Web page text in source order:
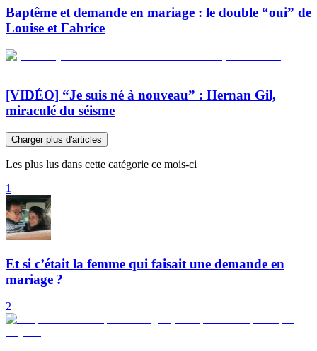
Baptême et demande en mariage : le double “oui” de
Louise et Fabrice
[VIDÉO] “Je suis né à nouveau” : Hernan Gil,
miraculé du séisme
Charger plus d'articles
Les plus lus dans cette catégorie ce mois-ci
1
Et si c’était la femme qui faisait une demande en
mariage ?
2